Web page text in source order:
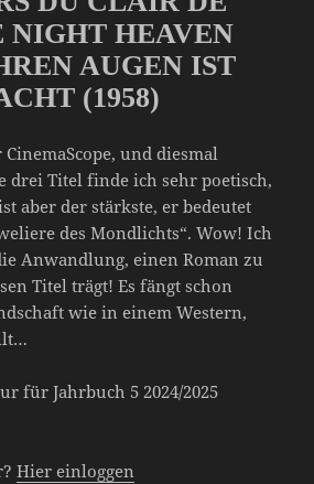
NIGHT HEAVEN
AUGEN IST
(1958)
und diesmal
drei Titel finde ich sehr poetisch,
aber der stärkste, er bedeutet
des Mondlichts“. Wow! Ich
Anwandlung, einen Roman zu
Titel trägt! Es fängt schon
wie in einem Western,
für Jahrbuch 5 2024/2025
Hier einloggen